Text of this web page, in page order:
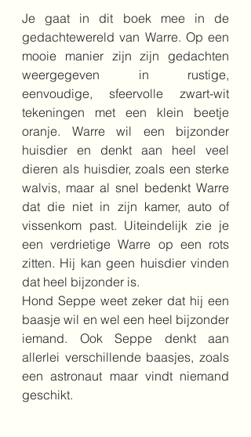
Je gaat in dit boek mee in de
gedachtewereld van Warre. Op een
mooie manier zijn zijn gedachten
weergegeven in rustige,
eenvoudige, sfeervolle zwart-wit
tekeningen met een klein beetje
oranje. Warre wil een bijzonder
huisdier en denkt aan heel veel
dieren als huisdier, zoals een sterke
walvis, maar al snel bedenkt Warre
dat die niet in zijn kamer, auto of
vissenkom past. Uiteindelijk zie je
een verdrietige Warre op een rots
zitten. Hij kan geen huisdier vinden
dat heel bijzonder is.
Hond Seppe weet zeker dat hij een
baasje wil en wel een heel bijzonder
iemand. Ook Seppe denkt aan
allerlei verschillende baasjes, zoals
een astronaut maar vindt niemand
geschikt.